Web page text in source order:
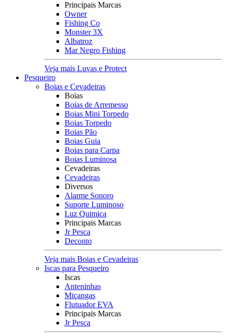
Principais Marcas
Owner
Fishing Co
Monster 3X
Albatroz
Mar Negro Fishing
Veja mais Luvas e Protect
Pesqueiro
Boias e Cevadeiras
Boias
Boias de Arremesso
Boias Mini Torpedo
Boias Torpedo
Boias Pão
Boias Guia
Boias para Carpa
Boias Luminosa
Cevadeiras
Cevadeiras
Diversos
Alarme Sonoro
Suporte Luminoso
Luz Quimica
Principais Marcas
Jr Pesca
Deconto
Veja mais Boias e Cevadeiras
Iscas para Pesqueiro
Iscas
Anteninhas
Miçangas
Flutuador EVA
Principais Marcas
Jr Pesca